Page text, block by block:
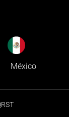
México